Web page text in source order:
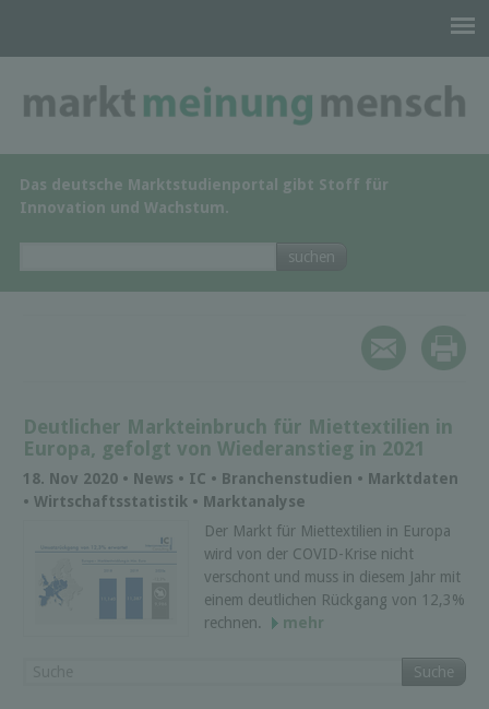
Das deutsche Marktstudienportal gibt Stoff für
Innovation und Wachstum.
Deutlicher Markteinbruch für Miettextilien in
Europa, gefolgt von Wiederanstieg in 2021
18. Nov 2020 • News • IC • Branchenstudien • Marktdaten
• Wirtschaftsstatistik • Marktanalyse
Der Markt für Miettextilien in Europa
wird von der COVID-Krise nicht
verschont und muss in diesem Jahr mit
einem deutlichen Rückgang von 12,3%
rechnen.
mehr
Suche